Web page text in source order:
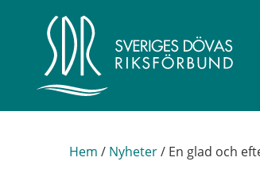
Hem / Nyheter/ En glad och